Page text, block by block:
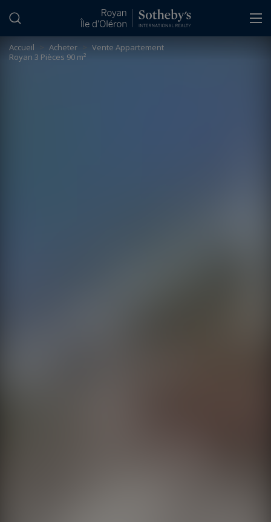
Accueil > Acheter > Vente Appartement
Royan 3 Pièces 90 m²